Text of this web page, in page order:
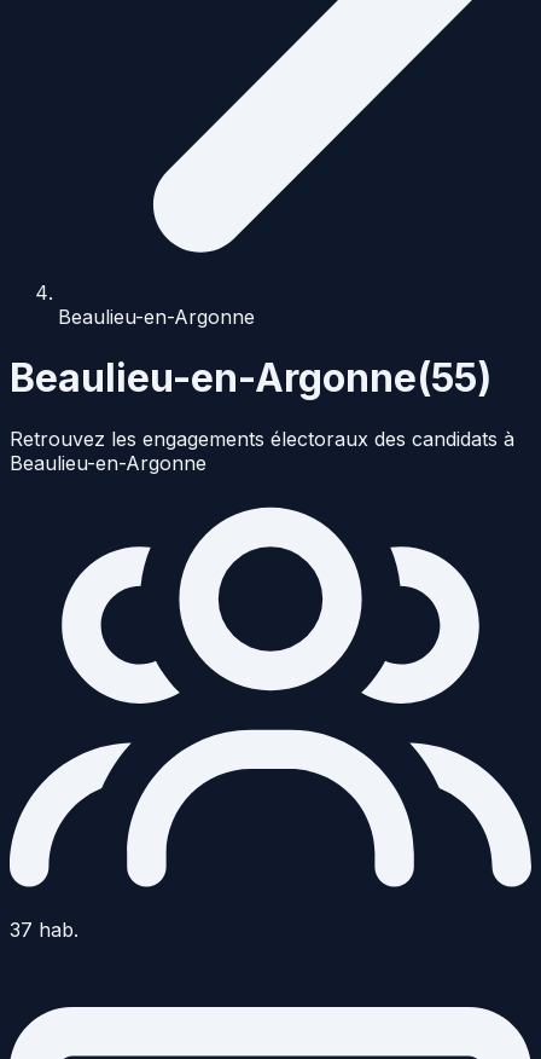
Beaulieu-en-Argonne
Beaulieu-en-Argonne(55)
Retrouvez les engagements électoraux des candidats à
Beaulieu-en-Argonne
37 hab.